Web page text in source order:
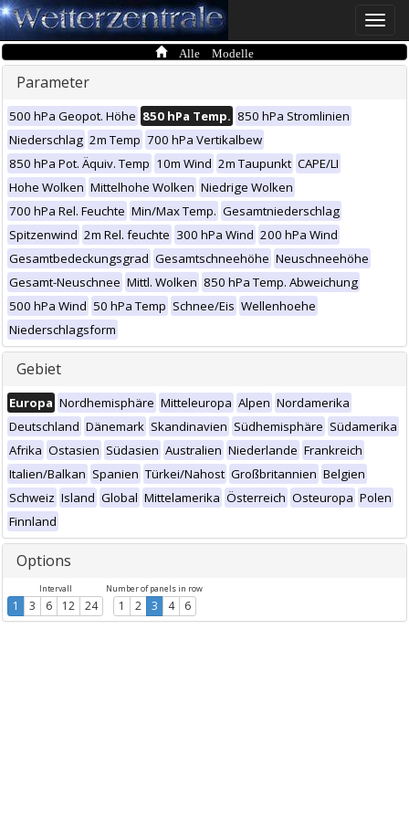
Toggle
Alle Modelle
Parameter
500 hPa Geopot. Höhe 850 hPa Temp. 850 hPa Stromlinien
Niederschlag 2m Temp 700 hPa Vertikalbew
850 hPa Pot. Äquiv. Temp 10m Wind 2m Taupunkt CAPE/LI
Hohe Wolken Mittelhohe Wolken Niedrige Wolken
700 hPa Rel. Feuchte Min/Max Temp. Gesamtniederschlag
Spitzenwind 2m Rel. feuchte 300 hPa Wind 200 hPa Wind
Gesamtbedeckungsgrad Gesamtschneehöhe Neuschneehöhe
Gesamt-Neuschnee Mittl. Wolken 850 hPa Temp. Abweichung
500 hPa Wind 50 hPa Temp Schnee/Eis Wellenhoehe
Niederschlagsform
Gebiet
Europa Nordhemisphäre Mitteleuropa Alpen Nordamerika
Deutschland Dänemark Skandinavien Südhemisphäre Südamerika
Afrika Ostasien Südasien Australien Niederlande Frankreich
Italien/Balkan Spanien Türkei/Nahost Großbritannien Belgien
Schweiz Island Global Mittelamerika Österreich Osteuropa Polen
Finnland
Options
Intervall
1 3 6 12 24
Number of panels in row
1 2 3 4 6